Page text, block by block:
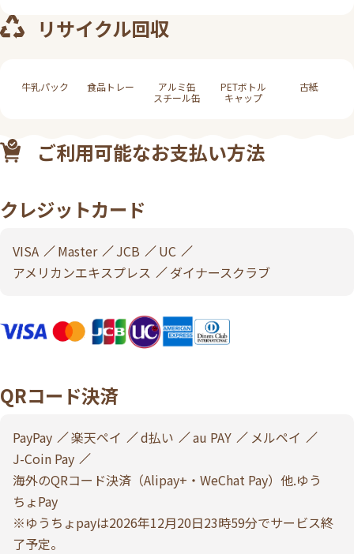
リサイクル回収
牛乳パック 食品トレー
アルミ缶
スチール缶
PETボトル
キャップ
古紙
ご利用可能なお支払い方法
クレジットカード
VISA Master JCB
UC
アメリカンエキスプレス
ダイナースクラブ
QRコード決済
PayPay 楽天ペイ d払い au PAY
メルペイ
J-Coin Pay
海外のQRコード決済（Alipay+・WeChat Pay）他.ゆう
ちょPay
※ゆうちょpayは2026年12月20日23時59分でサービス終
了予定。